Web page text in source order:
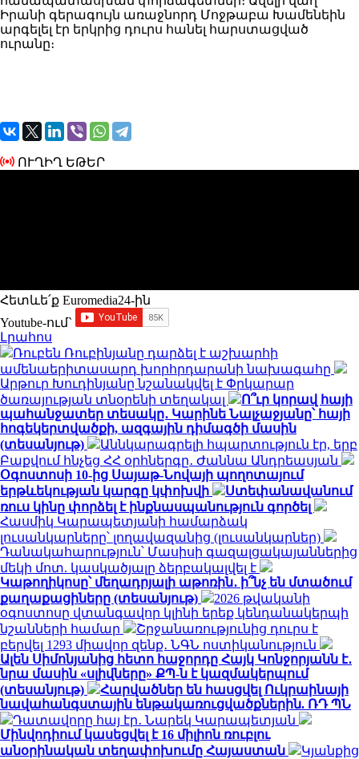
Իրանի գերագույն առաջնորդ Մոջթաբա Խամենեին
արգելել էր երկրից դուրս հանել հարստացված
ուրանը։
ՈՒՂԻՂ ԵԹԵՐ
Հետևե՛ք Euromedia24-ին
Youtube-ում`
Լրահոս
Ռուբեն Ռուբինյանը դարձել է աշխարհի
ամենաերիտասարդ խորհրդարանի նախագահը
Արթուր Խուդինյանը նշանակվել է Փրկարար
ծառայության տնօրենի տեղակալ
Ո՞ւր կորավ հայի
պահանջատեր տեսակը․ Կարինե Նալչաջյանը՝ հայի
հոգեկերտվածքի, ազգային դիմագծի մասին
(տեսանյութ)
Աննկարագրելի հպարտություն էր, երբ
Բաքվում հնչեց ՀՀ օրհներգը․ Ժաննա Անդրեասյան
Օգոստոսի 10-ից Սայաթ-Նովայի պողոտայում
երթևեկության կարգը կփոխվի
Ստեփանավանում
ռուս կինը փորձել է ինքնասպանություն գործել
Հասմիկ Կարապետյանի համարձակ
լուսանկարները՝ լողավազանից (լուսանկարներ)
Դանակահարություն՝ Մասիսի գազալցակայաններից
մեկի մոտ. կասկածյալը ձերբակալվել է
Կաթողիկոսը՝ մեղադրյալի աթոռին․ ի՞նչ են մտածում
քաղաքացիները (տեսանյութ)
2026 թվականի
օգոստոսը վտանգավոր կլինի երեք կենդանակերպի
նշանների համար
Շրջանառությունից դուրս է
բերվել 1293 միավոր զենք․ ՆԳՆ ոստիկանություն
Ալեն Սիմոնյանից հետո հաջորդը Հայկ Կոնջորյանն է․
նրա մասին «սլիվները» ՔՊ-ն է կազմակերպում
(տեսանյութ)
Հարվածներ են հասցվել Ուկրաինայի
նավահանգստային ենթակառուցվածքներին. ՌԴ ՊՆ
Դատավորը հայ էր․ Նարեկ Կարապետյան
Մինվոդիում կասեցվել է 16 միլիոն ռուբլու
անօրինական տեղափոխումը Հայաստան
Կյանքից